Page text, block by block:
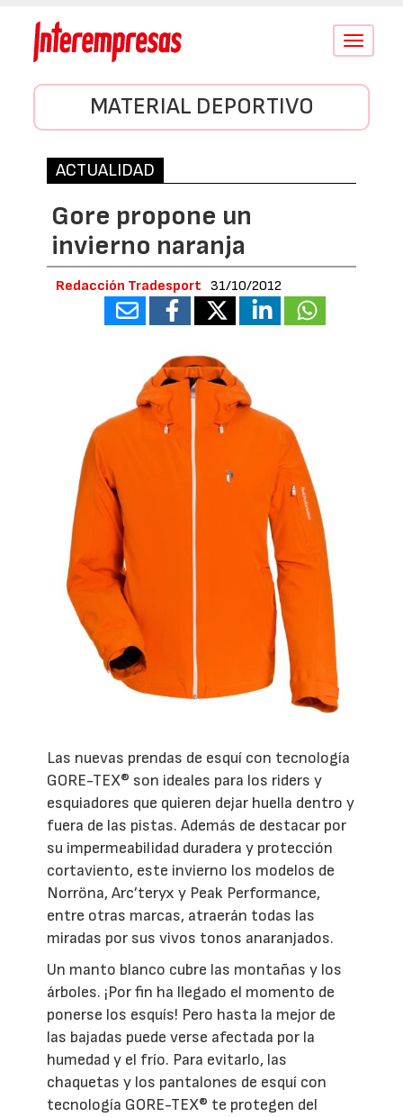
Conmutar
MATERIAL DEPORTIVO
ACTUALIDAD
Gore propone un
invierno naranja
Redacción Tradesport 31/10/2012
Las nuevas prendas de esquí con tecnología
GORE-TEX® son ideales para los riders y
esquiadores que quieren dejar huella dentro y
fuera de las pistas. Además de destacar por
su impermeabilidad duradera y protección
cortaviento, este invierno los modelos de
Norröna, Arc’teryx y Peak Performance,
entre otras marcas, atraerán todas las
miradas por sus vivos tonos anaranjados.
Un manto blanco cubre las montañas y los
árboles. ¡Por fin ha llegado el momento de
ponerse los esquís! Pero hasta la mejor de
las bajadas puede verse afectada por la
humedad y el frío. Para evitarlo, las
chaquetas y los pantalones de esquí con
tecnología GORE-TEX® te protegen del